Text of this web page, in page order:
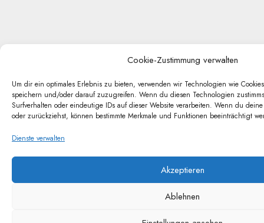
Cookie-Zustimmung verwalten
Um dir ein optimales Erlebnis zu bieten, verwenden wir Technologien wie
speichern und/oder darauf zuzugreifen. Wenn du diesen Technologien
Surfverhalten oder eindeutige IDs auf dieser Website verarbeiten. Wenn du
oder zurückziehst, können bestimmte Merkmale und Funktionen beeinträchtigt
Dienste verwalten
Akzeptieren
Ablehnen